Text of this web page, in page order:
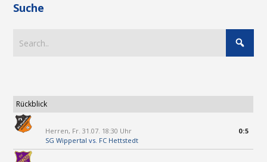
Suche
Rückblick
Herren, Fr. 31.07. 18:30 Uhr
SG Wippertal vs. FC Hettstedt
0:5